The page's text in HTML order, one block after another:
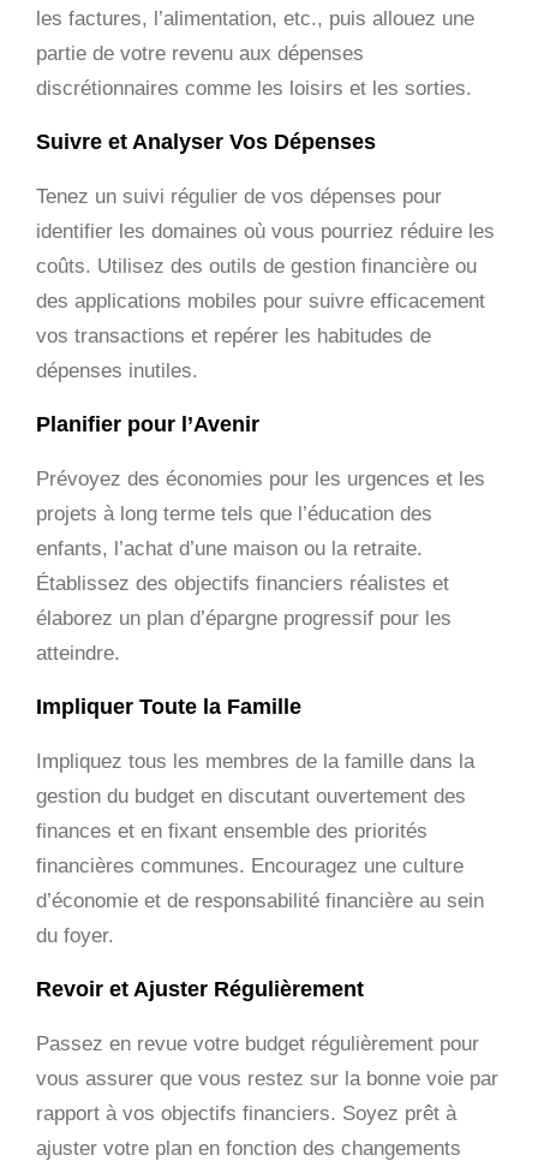
les factures, l’alimentation, etc., puis allouez une
partie de votre revenu aux dépenses
discrétionnaires comme les loisirs et les sorties.
Suivre et Analyser Vos Dépenses
Tenez un suivi régulier de vos dépenses pour
identifier les domaines où vous pourriez réduire les
coûts. Utilisez des outils de gestion financière ou
des applications mobiles pour suivre efficacement
vos transactions et repérer les habitudes de
dépenses inutiles.
Planifier pour l’Avenir
Prévoyez des économies pour les urgences et les
projets à long terme tels que l’éducation des
enfants, l’achat d’une maison ou la retraite.
Établissez des objectifs financiers réalistes et
élaborez un plan d’épargne progressif pour les
atteindre.
Impliquer Toute la Famille
Impliquez tous les membres de la famille dans la
gestion du budget en discutant ouvertement des
finances et en fixant ensemble des priorités
financières communes. Encouragez une culture
d’économie et de responsabilité financière au sein
du foyer.
Revoir et Ajuster Régulièrement
Passez en revue votre budget régulièrement pour
vous assurer que vous restez sur la bonne voie par
rapport à vos objectifs financiers. Soyez prêt à
ajuster votre plan en fonction des changements